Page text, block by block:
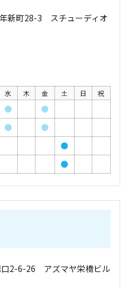
新町28-3 スチューディオ
水 木 金 土 日 祝
●
●
●
●
●
●
口2-6-26 アズマヤ栄橋ビル